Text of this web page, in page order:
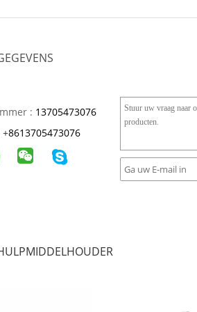
: 13705473076
+8613705473076